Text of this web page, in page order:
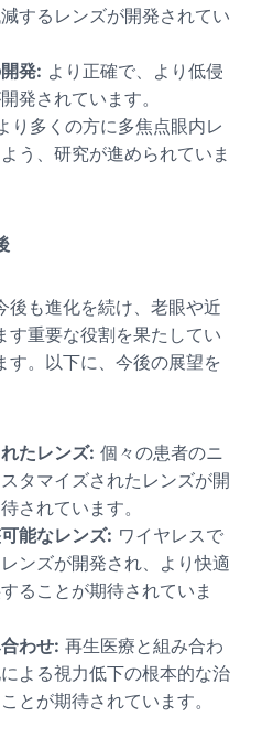
するレンズが開発されてい
発: より正確で、より低侵
発されています。
り多くの方に多焦点眼内レ
う、研究が進められていま
後も進化を続け、老眼や近
す重要な役割を果たしてい
す。以下に、今後の展望を
たレンズ: 個々の患者のニ
タマイズされたレンズが開
されています。
能なレンズ: ワイヤレスで
ンズが開発され、より快適
ることが期待されていま
わせ: 再生医療と組み合わ
よる視力低下の根本的な治
とが期待されています。